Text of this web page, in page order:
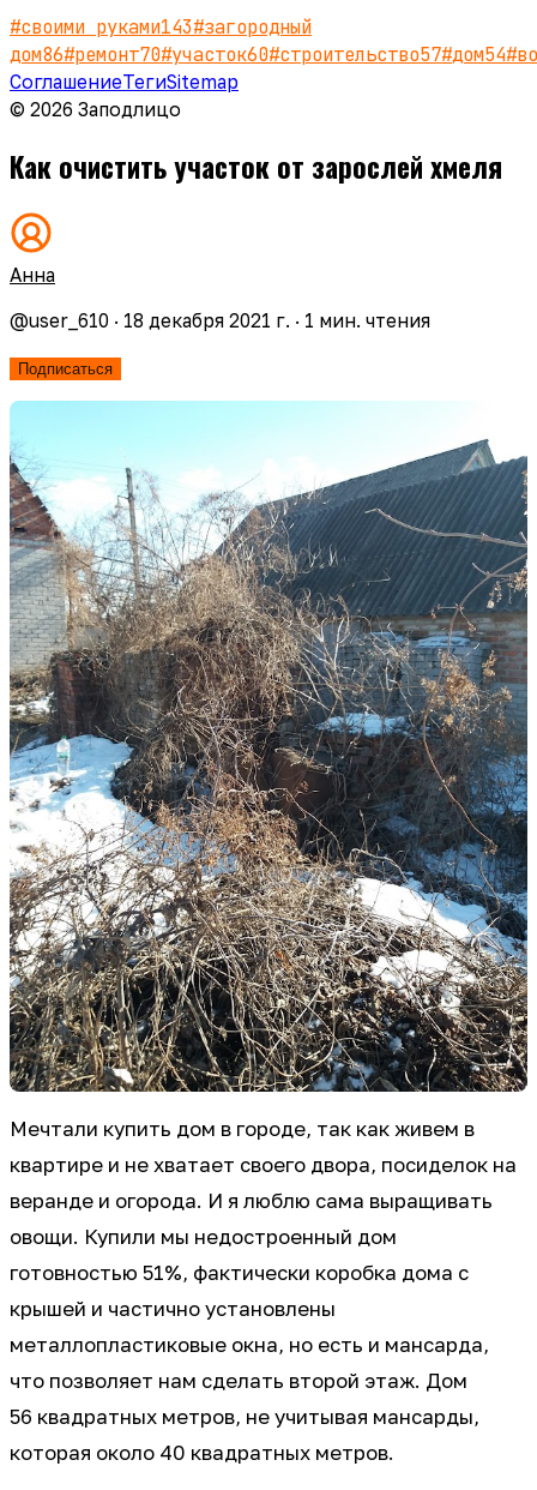
#своими руками143#загородный
дом86#ремонт70#участок60#строительство57#дом54#
СоглашениеТегиSitemap
© 2026 Заподлицо
Как очистить участок от зарослей хмеля
Анна
@user_610 · 18 декабря 2021 г. · 1 мин. чтения
Подписаться
Мечтали купить дом в городе, так как живем в
квартире и не хватает своего двора, посиделок на
веранде и огорода. И я люблю сама выращивать
овощи. Купили мы недостроенный дом
готовностью 51%, фактически коробка дома с
крышей и частично установлены
металлопластиковые окна, но есть и мансарда,
что позволяет нам сделать второй этаж. Дом
56 квадратных метров, не учитывая мансарды,
которая около 40 квадратных метров.